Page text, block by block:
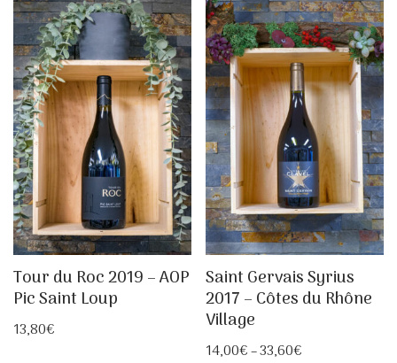
Tour du Roc 2019 – AOP
Pic Saint Loup
13,80€
Saint Gervais Syrius
2017 – Côtes du Rhône
Village
14,00€–33,60€